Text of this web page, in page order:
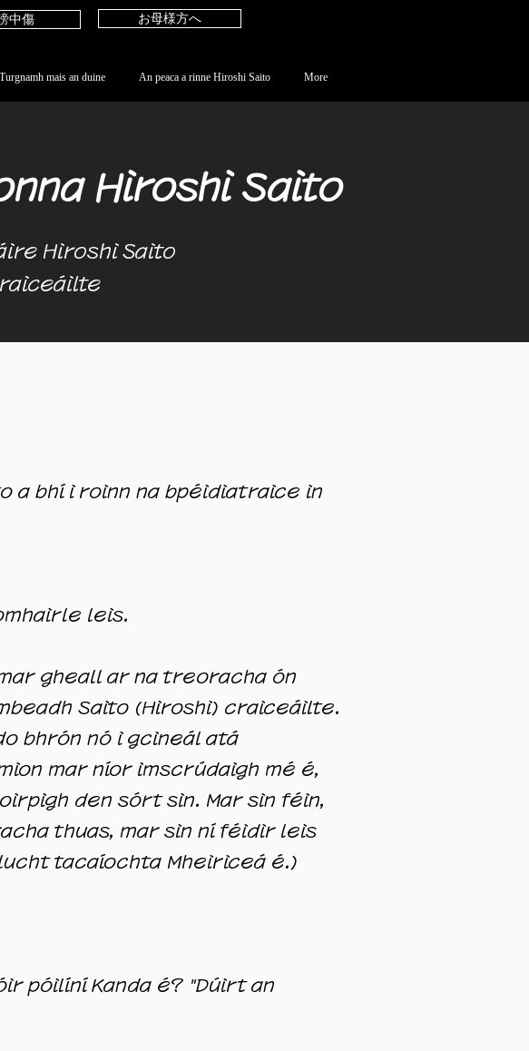
中傷 お母様方へ
Turgnamh mais an duine An peaca a rinne Hiroshi Saito More
Hiroshi Saito
Hiroshi Saito
a bhí i roinn na bpéidiatraice in
leis.
gheall ar na treoracha ón
Saito (Hiroshi) craiceáilte.
bhrón nó i gcineál atá
mar níor imscrúdaigh mé é,
den sórt sin. Mar sin féin,
thuas, mar sin ní féidir leis
tacaíochta Mheiriceá é.)
póilíní Kanda é? "Dúirt an